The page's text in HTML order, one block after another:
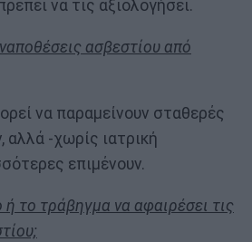
να τις αξιολογήσει.
ασβεστίου από
να παραμείνουν σταθερές
αλλά -χωρίς ιατρική
επιμένουν.
το τράβηγμα να αφαιρέσει τις